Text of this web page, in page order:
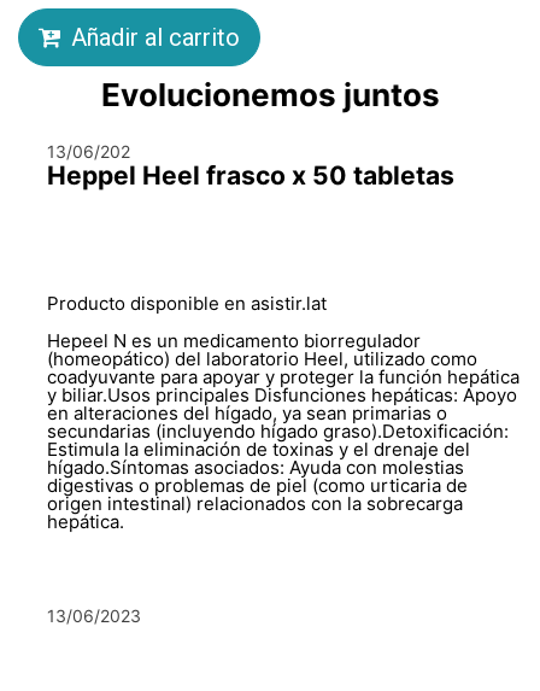
Añadir al carrito
Evolucionemos juntos
13/06/202
Heppel Heel frasco x 50 tabletas
Producto disponible en asistir.lat
Hepeel N es un medicamento biorregulador
(homeopático) del laboratorio Heel, utilizado como
coadyuvante para apoyar y proteger la función hepática
y biliar.Usos principales Disfunciones hepáticas: Apoyo
en alteraciones del hígado, ya sean primarias o
secundarias (incluyendo hígado graso).Detoxificación:
Estimula la eliminación de toxinas y el drenaje del
hígado.Síntomas asociados: Ayuda con molestias
digestivas o problemas de piel (como urticaria de
origen intestinal) relacionados con la sobrecarga
hepática.
13/06/2023